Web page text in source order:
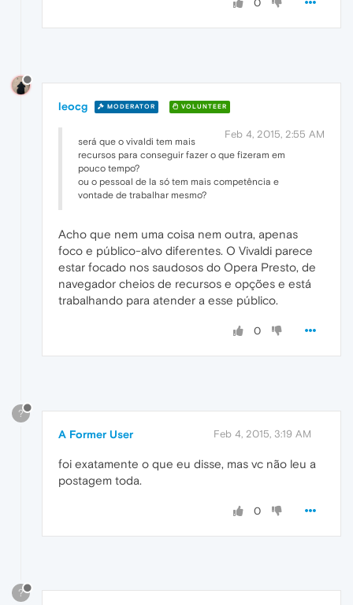
0
leocg MODERATOR VOLUNTEER
Feb 4, 2015, 2:55 AM
será que o vivaldi tem mais
recursos para conseguir fazer o que fizeram em
pouco tempo?
ou o pessoal de la só tem mais competência e
vontade de trabalhar mesmo?
Acho que nem uma coisa nem outra, apenas
foco e público-alvo diferentes. O Vivaldi parece
estar focado nos saudosos do Opera Presto, de
navegador cheios de recursos e opções e está
trabalhando para atender a esse público.
0
?
A Former User Feb 4, 2015, 3:19 AM
foi exatamente o que eu disse, mas vc não leu a
postagem toda.
0
?